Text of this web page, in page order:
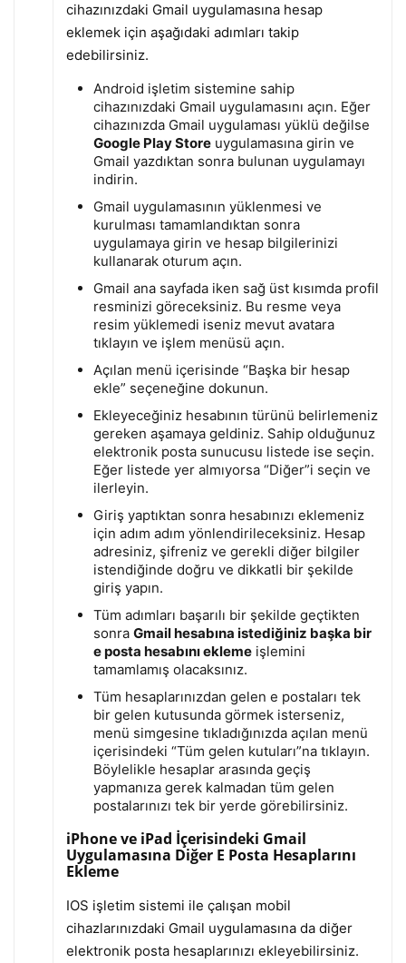
cihazınızdaki Gmail uygulamasına hesap
eklemek için aşağıdaki adımları takip
edebilirsiniz.
Android işletim sistemine sahip
cihazınızdaki Gmail uygulamasını açın. Eğer
cihazınızda Gmail uygulaması yüklü değilse
Google Play Storeuygulamasına girin ve
Gmail yazdıktan sonra bulunan uygulamayı
indirin.
Gmail uygulamasının yüklenmesi ve
kurulması tamamlandıktan sonra
uygulamaya girin ve hesap bilgilerinizi
kullanarak oturum açın.
Gmail ana sayfada iken sağ üst kısımda profil
resminizi göreceksiniz. Bu resme veya
resim yüklemedi iseniz mevut avatara
tıklayın ve işlem menüsü açın.
Açılan menü içerisinde “Başka bir hesap
ekle” seçeneğine dokunun.
Ekleyeceğiniz hesabının türünü belirlemeniz
gereken aşamaya geldiniz. Sahip olduğunuz
elektronik posta sunucusu listede ise seçin.
Eğer listede yer almıyorsa “Diğer”i seçin ve
ilerleyin.
Giriş yaptıktan sonra hesabınızı eklemeniz
için adım adım yönlendirileceksiniz. Hesap
adresiniz, şifreniz ve gerekli diğer bilgiler
istendiğinde doğru ve dikkatli bir şekilde
giriş yapın.
Tüm adımları başarılı bir şekilde geçtikten
sonra Gmail hesabına istediğiniz başka bir
e posta hesabını eklemeişlemini
tamamlamış olacaksınız.
Tüm hesaplarınızdan gelen e postaları tek
bir gelen kutusunda görmek isterseniz,
menü simgesine tıkladığınızda açılan menü
içerisindeki “Tüm gelen kutuları”na tıklayın.
Böylelikle hesaplar arasında geçiş
yapmanıza gerek kalmadan tüm gelen
postalarınızı tek bir yerde görebilirsiniz.
iPhone ve iPad İçerisindeki Gmail
Uygulamasına Diğer E Posta Hesaplarını
Ekleme
IOS işletim sistemi ile çalışan mobil
cihazlarınızdaki Gmail uygulamasına da diğer
elektronik posta hesaplarınızı ekleyebilirsiniz.